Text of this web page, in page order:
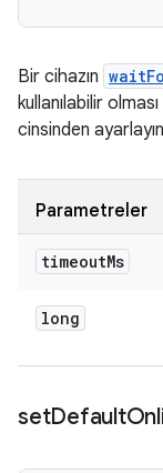
Bir cihazın
kullanılabilir
cinsinden
Parametreler
timeoutMs
long
setDefault